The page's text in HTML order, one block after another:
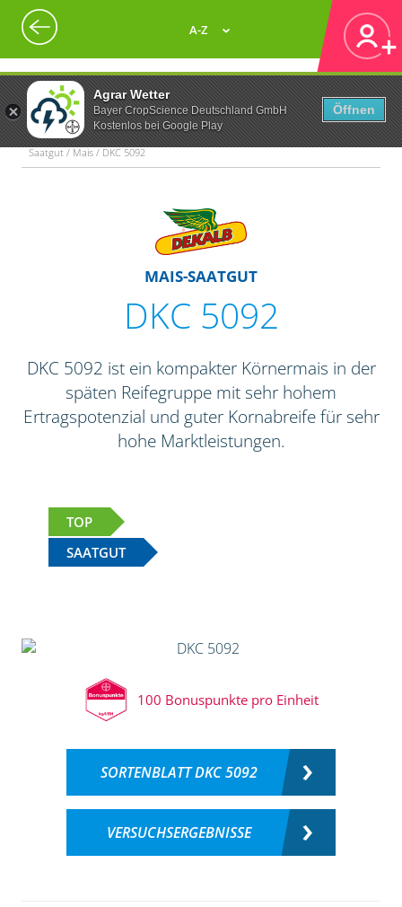
Agrar Wetter
Bayer CropScience Deutschland GmbH
Kostenlos bei Google Play
Öffnen
A-Z
Saatgut / Mais / DKC 5092
MAIS-SAATGUT
DKC 5092
DKC 5092 ist ein kompakter Körnermais in der
späten Reifegruppe mit sehr hohem
Ertragspotenzial und guter Kornabreife für sehr
hohe Marktleistungen.
TOP
SAATGUT
100 Bonuspunkte pro Einheit
SORTENBLATT DKC 5092
VERSUCHSERGEBNISSE